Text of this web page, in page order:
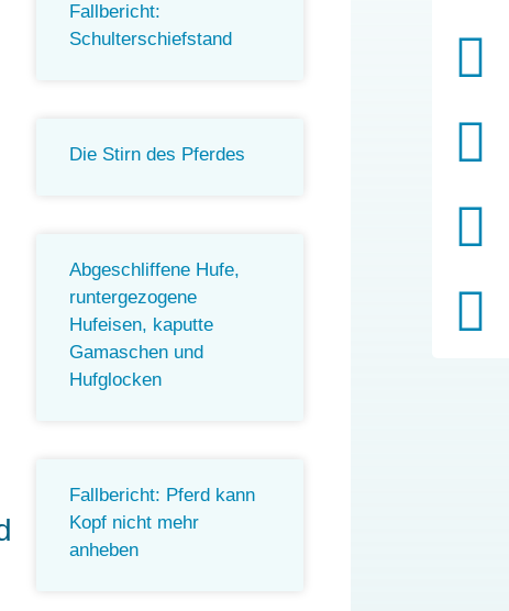
Fallbericht:
Schulterschiefstand
Die Stirn des Pferdes
Abgeschliffene Hufe,
runtergezogene
Hufeisen, kaputte
Gamaschen und
Hufglocken
Fallbericht: Pferd kann
Kopf nicht mehr
anheben